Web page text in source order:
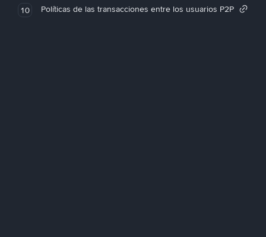
10 Políticas de las transacciones entre los usuarios P2P